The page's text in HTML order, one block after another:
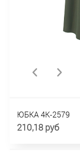
ЮБКА 4К-2579
210,18 руб